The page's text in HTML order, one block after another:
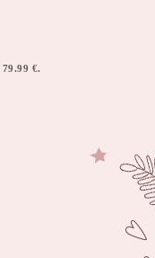
79.99 €.